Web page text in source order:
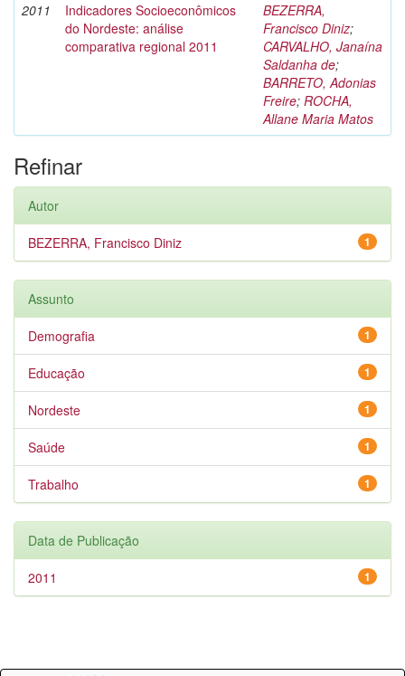
2011
Indicadores Socioeconômicos
do Nordeste: análise
comparativa regional 2011
BEZERRA,
Francisco Diniz;
CARVALHO, Janaína
Saldanha de;
BARRETO, Adonias
Freire; ROCHA,
Allane Maria Matos
Refinar
Autor
1
BEZERRA, Francisco Diniz
Assunto
1
Demografia
1
Educação
1
Nordeste
1
Saúde
1
Trabalho
Data de Publicação
1
2011